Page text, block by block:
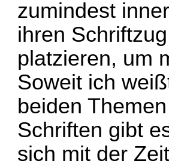
zumindest
ihren
platzieren, um
Soweit ich
beiden
Schriften gibt
sich mit der